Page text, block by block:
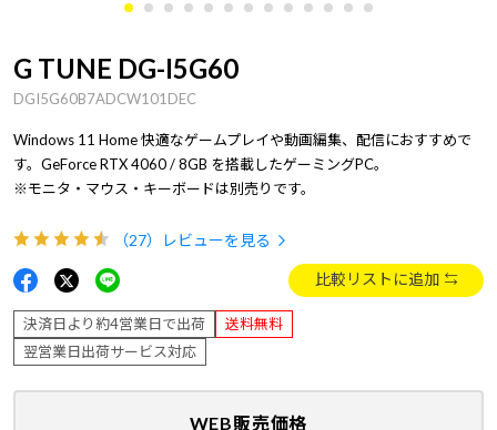
G TUNE DG-I5G60
DGI5G60B7ADCW101DEC
Windows 11 Home 快適なゲームプレイや動画編集、配信におすすめで
す。GeForce RTX 4060 / 8GB を搭載したゲーミングPC。
※モニタ・マウス・キーボードは別売りです。
（27） レビューを見る
比較リストに追加
決済日より約4営業日で出荷
送料無料
翌営業日出荷サービス対応
WEB販売価格